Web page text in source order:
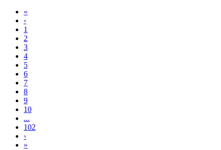
«
‹
1
2
3
4
5
6
7
8
9
10
...
102
›
»